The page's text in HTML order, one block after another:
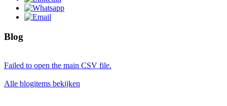
Blog
Failed to open the main CSV file.
Alle blogitems bekijken